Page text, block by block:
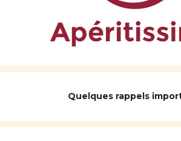
Quelques rappels